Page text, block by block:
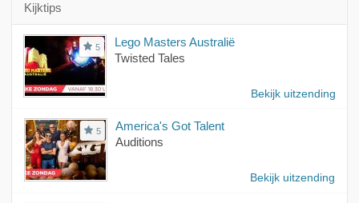
Kijktips
5
Lego Masters Australië
Twisted Tales
Bekijk uitzending
5
America's Got Talent
Auditions
Bekijk uitzending